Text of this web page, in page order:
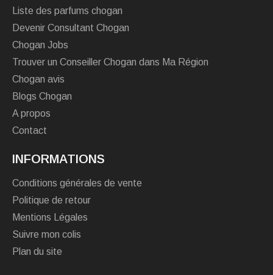
Liste des parfums chogan
Devenir Consultant Chogan
Chogan Jobs
Trouver un Conseiller Chogan dans Ma Région
Chogan avis
Blogs Chogan
A propos
Contact
INFORMATIONS
Conditions générales de vente
Politique de retour
Mentions Légales
Suivre mon colis
Plan du site